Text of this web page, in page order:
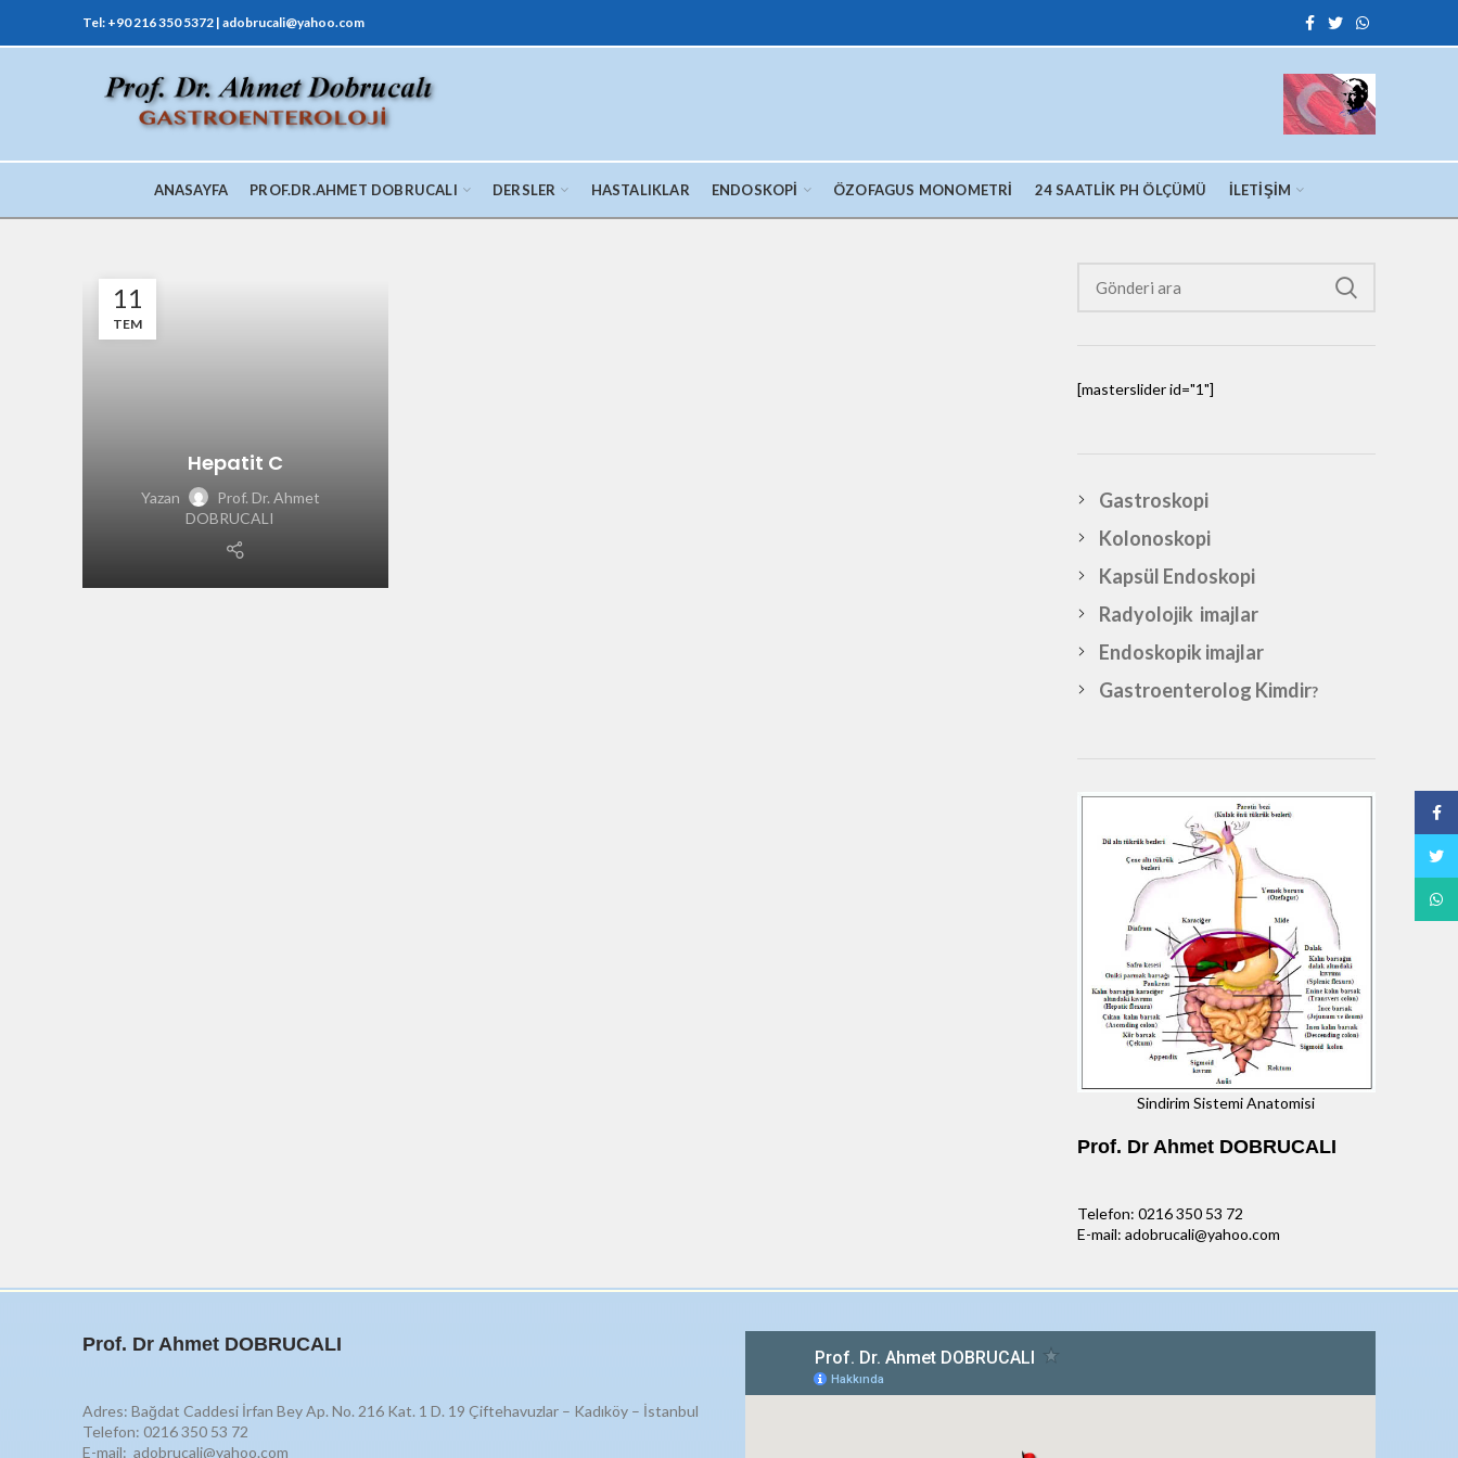
Tel: +90 216 350 5372 | adobrucali@yahoo.com
ANASAYFA PROF.DR.AHMET DOBRUCALI DERSLER HASTALIKLAR ENDOSKOPI ÖZOFAGUS MONOMETRI 24 SAATLIK PH ÖLÇÜMÜ İLETIŞIM
11
TEM
Hepatit C
Yazan
Prof. Dr. Ahmet
DOBRUCALI
[masterslider id="1"]
Gastroskopi
Kolonoskopi
Kapsül Endoskopi
Radyolojik imajlar
Endoskopik imajlar
Gastroenterolog Kimdir?
Sindirim Sistemi Anatomisi
Prof. Dr Ahmet DOBRUCALI
Telefon: 0216 350 53 72
E-mail: adobrucali@yahoo.com
Prof. Dr Ahmet DOBRUCALI
Adres: Bağdat Caddesi İrfan Bey Ap. No. 216 Kat. 1 D. 19 Çiftehavuzlar – Kadıköy – İstanbul
Telefon: 0216 350 53 72
E-mail: adobrucali@yahoo.com